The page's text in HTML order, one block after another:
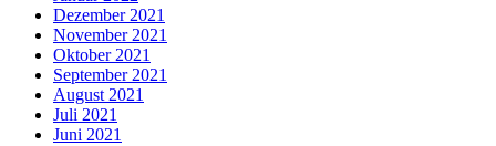
Dezember 2021
November 2021
Oktober 2021
September 2021
August 2021
Juli 2021
Juni 2021